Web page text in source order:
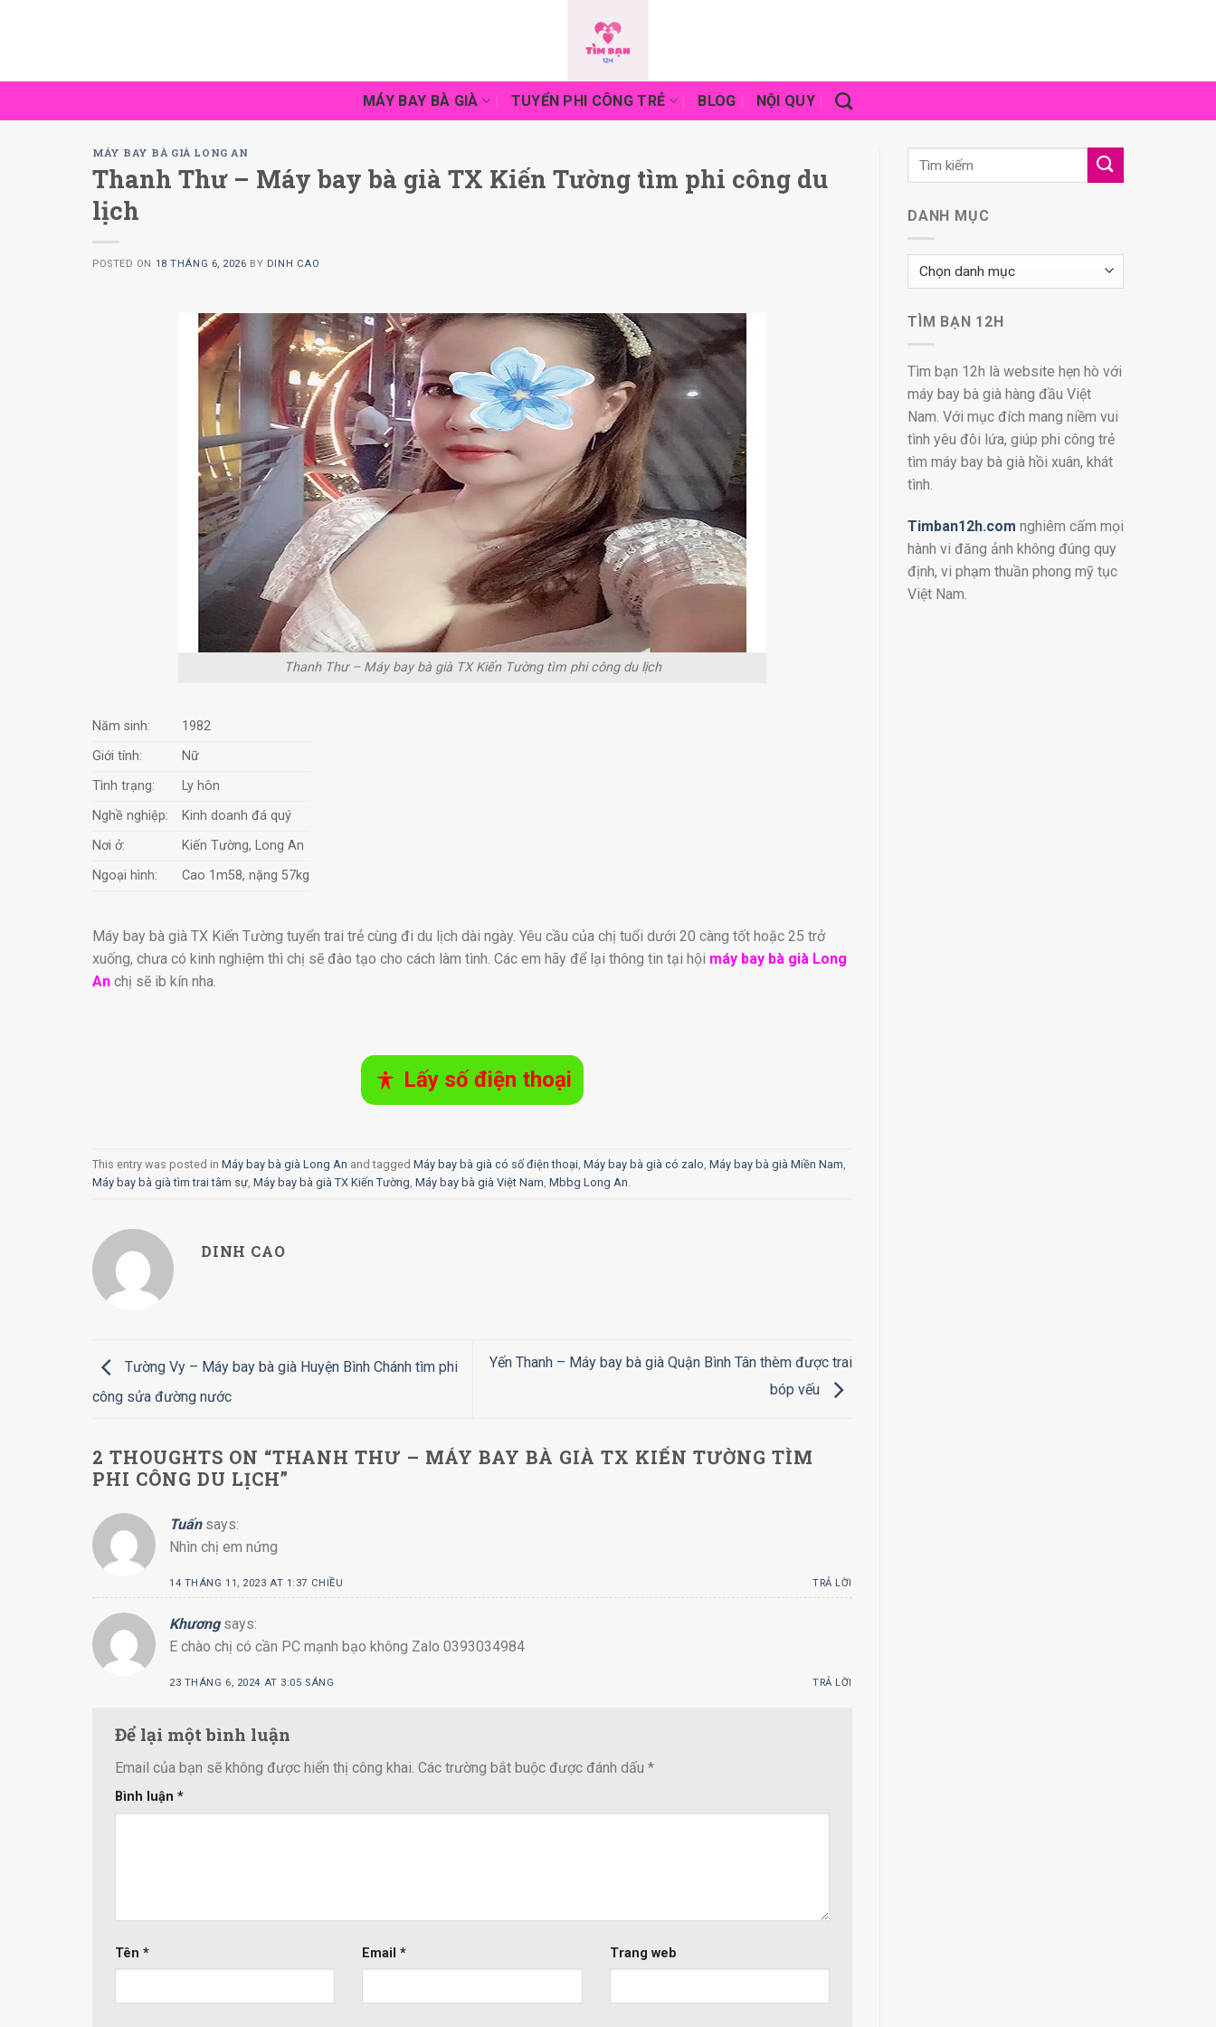
MÁY BAY BÀ GIÀ TUYỂN PHI CÔNG TRẺ BLOG NỘI QUY
MÁY BAY BÀ GIÀ LONG AN
Thanh Thư – Máy bay bà già TX Kiến Tường tìm phi công du
lịch
POSTED ON 18 THÁNG 6, 2026 BY DINH CAO
Thanh Thư – Máy bay bà già TX Kiến Tường tìm phi công du lịch
Năm sinh:
1982
Giới tính:
Nữ
Tình trạng:
Ly hôn
Nghề nghiệp:
Kinh doanh đá quý
Nơi ở:
Kiến Tường, Long An
Ngoại hình:
Cao 1m58, nặng 57kg
Máy bay bà già TX Kiến Tường tuyển trai trẻ cùng đi du lịch dài ngày. Yêu cầu của chị tuổi dưới 20 càng tốt hoặc 25 trở
xuống, chưa có kinh nghiệm thì chị sẽ đào tạo cho cách làm tình. Các em hãy để lại thông tin tại hội máy bay bà già Long
An chị sẽ ib kín nha.
Lấy số điện thoại
This entry was posted in Máy bay bà già Long An and tagged Máy bay bà già có số điện thoại Máy bay bà già có zalo Máy bay bà già Miền Nam
Máy bay bà già tìm trai tâm sự Máy bay bà già TX Kiến Tường Máy bay bà già Việt Nam Mbbg Long An
DINH CAO
Tường Vy – Máy bay bà già Huyện Bình Chánh tìm phi
công sửa đường nước
Yến Thanh – Máy bay bà già Quận Bình Tân thèm được trai
bóp vếu
2 THOUGHTS ON “THANH THƯ – MÁY BAY BÀ GIÀ TX KIẾN TƯỜNG TÌM
PHI CÔNG DU LỊCH”
Tuấn says:
Nhìn chị em nứng
14 THÁNG 11, 2023 AT 1:37 CHIỀU TRẢ LỜI
Khương says:
E chào chị có cần PC mạnh bạo không Zalo 0393034984
23 THÁNG 6, 2024 AT 3:05 SÁNG TRẢ LỜI
Để lại một bình luận
Email của bạn sẽ không được hiển thị công khai. Các trường bắt buộc được đánh dấu *
Bình luận *
Tên * Email* Trang web
DANH MỤC
Danh
mục
TÌM BẠN 12H
Tìm bạn 12h là website hẹn hò với
máy bay bà già hàng đầu Việt
Nam. Với mục đích mang niềm vui
tình yêu đôi lứa, giúp phi công trẻ
tìm máy bay bà già hồi xuân, khát
tình.
Timban12h.com nghiêm cấm mọi
hành vi đăng ảnh không đúng quy
định, vi phạm thuần phong mỹ tục
Việt Nam.